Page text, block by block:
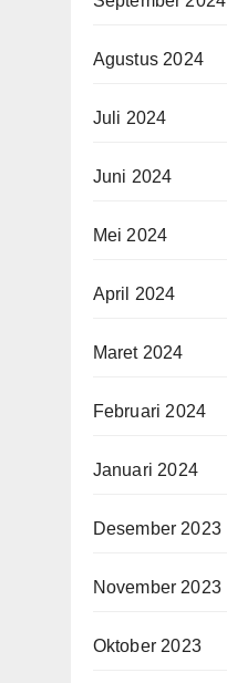
Agustus 2024
Juli 2024
Juni 2024
Mei 2024
April 2024
Maret 2024
Februari 2024
Januari 2024
Desember 2023
November 2023
Oktober 2023